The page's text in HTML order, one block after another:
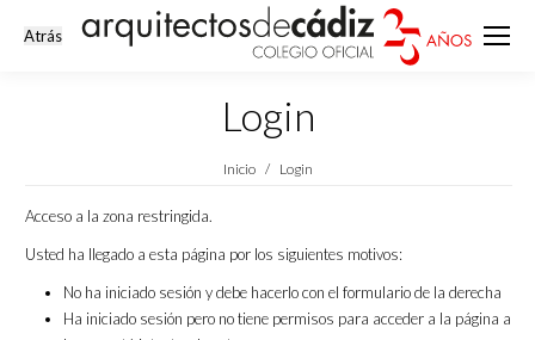
Login
Estás aquí:
Inicio Login
Acceso a la zona restringida.
Usted ha llegado a esta página por los siguientes motivos:
No ha iniciado sesión y debe hacerlo con el formulario de la derecha
Ha iniciado sesión pero no tiene permisos para acceder a la página a